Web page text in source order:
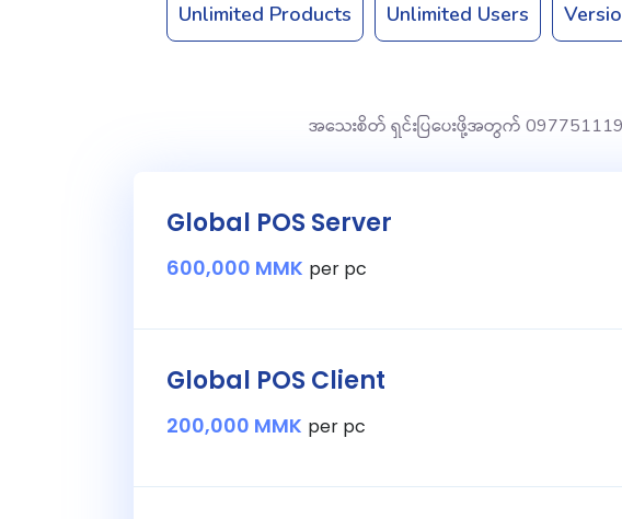
Unlimited Products Unlimited Users
အသေးစိတ် ရှင်းပြပေးဖို့အတွက်
Global POS Server
600,000 MMK per pc
Global POS Client
200,000 MMK per pc